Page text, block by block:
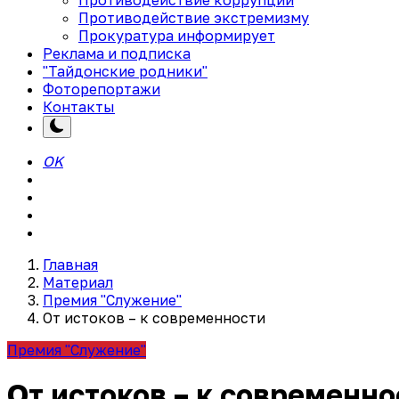
Противодействие экстремизму
Прокуратура информирует
Реклама и подписка
"Тайдонские родники"
Фоторепортажи
Контакты
OK
Главная
Материал
Премия "Служение"
От истоков – к современности
Премия "Служение"